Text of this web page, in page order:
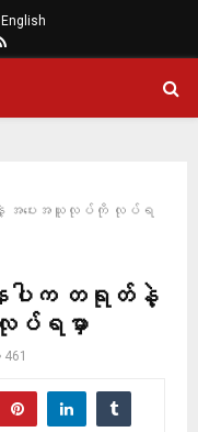
English
Rss
နဲ့ အပေးအယူလုပ်ကို လုပ်ရ
ေပါက တရုတ်နဲ့
ပ်ရမှာ
461